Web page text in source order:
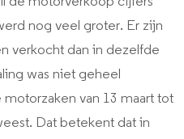
nog veel groter. Er zijn
verkocht dan in dezelfde
was niet geheel
van 13 maart tot
Dat betekent dat in